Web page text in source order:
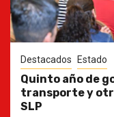
Destacados Estado
Quinto año de
transporte y
SLP